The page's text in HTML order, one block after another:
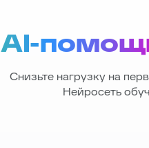
AI-
Снизьте нагрузку на
Нейросеть